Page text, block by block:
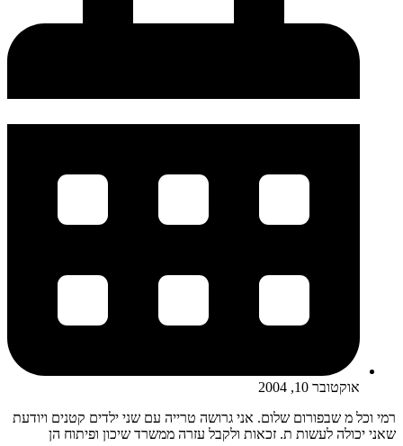
אוקטובר 10, 2004
רמי וכל מ שבפורום שלום. אני גרושה טרייה עם שני ילדים קטנים ויודעת
שאני יכולה לעשות ת. זכאות ולקבל עזרה ממשרד שיכון ופיתוח הן